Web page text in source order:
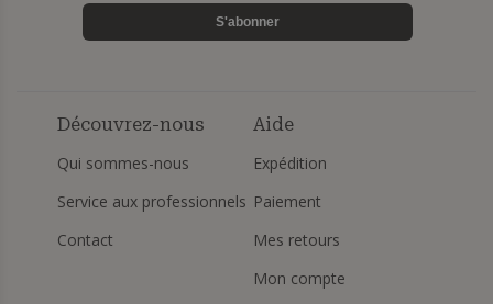
S'abonner
Découvrez-nous
Qui sommes-nous
Service aux professionnels
Contact
Aide
Expédition
Paiement
Mes retours
Mon compte